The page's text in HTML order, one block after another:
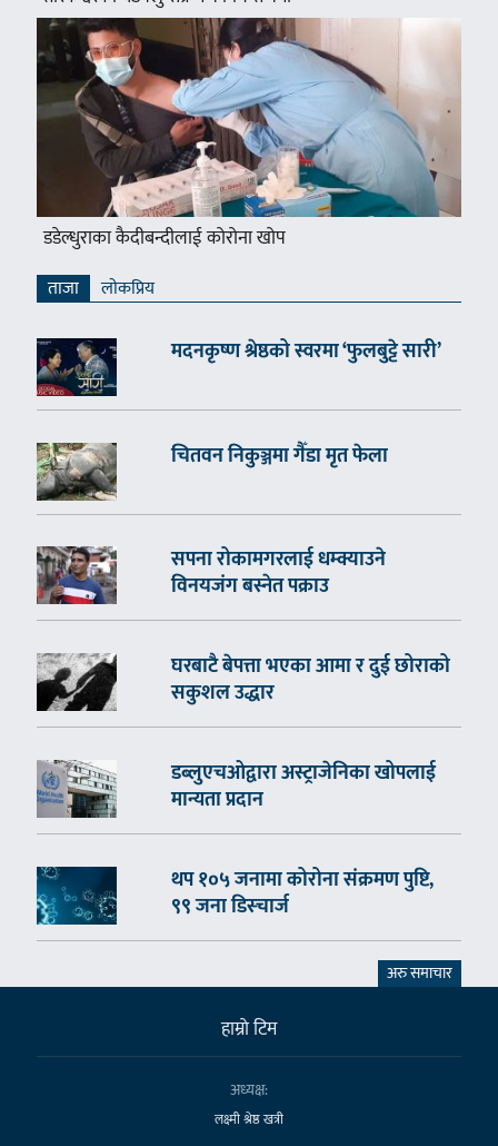
डडेल्धुराका कैदीबन्दीलाई कोरोना खोप
ताजा लाेकप्रिय
मदनकृष्ण श्रेष्ठको स्वरमा ‘फुलबुट्टे सारी’
चितवन निकुञ्जमा गैँडा मृत फेला
सपना रोकामगरलाई धम्क्याउने
विनयजंग बस्नेत पक्राउ
घरबाटै बेपत्ता भएका आमा र दुई छोराको
सकुशल उद्धार
डब्लुएचओद्वारा अस्ट्राजेनिका खोपलाई
मान्यता प्रदान
थप १०५ जनामा कोरोना संक्रमण पुष्टि,
९९ जना डिस्चार्ज
अरु समाचार
हाम्राे टिम
अध्यक्ष:
लक्ष्मी श्रेष्ठ खत्री